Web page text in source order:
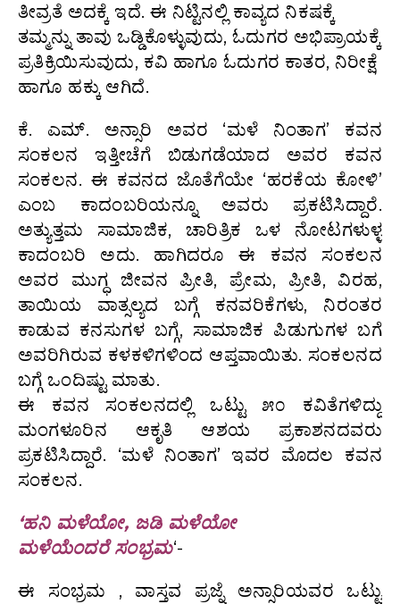
ತೀವ್ರತೆ ಅದಕ್ಕೆ ಇದೆ. ಈ ನಿಟ್ಟಿನಲ್ಲಿ ಕಾವ್ಯದ ನಿಕಷಕ್ಕೆ
ತಮ್ಮನ್ನು ತಾವು ಒಡ್ಡಿಕೊಳ್ಳುವುದು, ಓದುಗರ ಅಭಿಪ್ರಾಯಕ್ಕೆ
ಪ್ರತಿಕ್ರಿಯಿಸುವುದು, ಕವಿ ಹಾಗೂ ಓದುಗರ ಕಾತರ, ನಿರೀಕ್ಷೆ
ಹಾಗೂ ಹಕ್ಕು ಆಗಿದೆ.
ಕೆ. ಎಮ್. ಅನ್ಸಾರಿ ಅವರ ‘ಮಳೆ ನಿಂತಾಗ’ ಕವನ
ಸಂಕಲನ ಇತ್ತೀಚೆಗೆ ಬಿಡುಗಡೆಯಾದ ಅವರ ಕವನ
ಸಂಕಲನ. ಈ ಕವನದ ಜೊತೆಗೆಯೇ ‘ಹರಕೆಯ ಕೋಳಿ’
ಎಂಬ ಕಾದಂಬರಿಯನ್ನೂ ಅವರು ಪ್ರಕಟಿಸಿದ್ದಾರೆ.
ಅತ್ಯುತ್ತಮ ಸಾಮಾಜಿಕ, ಚಾರಿತ್ರಿಕ ಒಳ ನೋಟಗಳುಳ್ಳ
ಕಾದಂಬರಿ ಅದು. ಹಾಗಿದರೂ ಈ ಕವನ ಸಂಕಲನ
ಅವರ ಮುಗ್ಧ ಜೀವನ ಪ್ರೀತಿ, ಪ್ರೇಮ, ಪ್ರೀತಿ, ವಿರಹ,
ತಾಯಿಯ ವಾತ್ಸಲ್ಯದ ಬಗ್ಗೆ ಕನವರಿಕೆಗಳು, ನಿರಂತರ
ಕಾಡುವ ಕನಸುಗಳ ಬಗ್ಗೆ, ಸಾಮಾಜಿಕ ಪಿಡುಗುಗಳ ಬಗೆ
ಅವರಿಗಿರುವ ಕಳಕಳಿಗಳಿಂದ ಆಪ್ತವಾಯಿತು. ಸಂಕಲನದ
ಬಗ್ಗೆ ಒಂದಿಷ್ಟು ಮಾತು.
ಈ ಕವನ ಸಂಕಲನದಲ್ಲಿ ಒಟ್ಟು ೫೦ ಕವಿತೆಗಳಿದ್ದು
ಮಂಗಳೂರಿನ ಆಕೃತಿ ಆಶಯ ಪ್ರಕಾಶನದವರು
ಪ್ರಕಟಿಸಿದ್ದಾರೆ. ‘ಮಳೆ ನಿಂತಾಗ’ ಇವರ ಮೊದಲ ಕವನ
ಸಂಕಲನ.
‘ಹನಿ ಮಳೆಯೋ, ಜಡಿ ಮಳೆಯೋ
ಮಳೆಯೆಂದರೆ ಸಂಭ್ರಮ‘-
ಈ ಸಂಭ್ರಮ , ವಾಸ್ತವ ಪ್ರಜ್ನೆ ಅನ್ಸಾರಿಯವರ ಒಟ್ಟು